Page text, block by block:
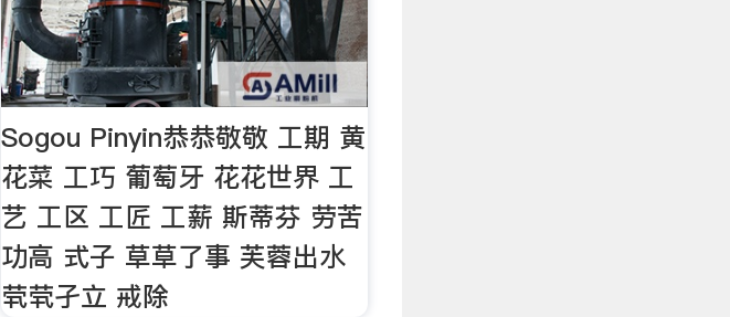
Sogou Pinyin恭恭敬敬 工期 黄
花菜 工巧 葡萄牙 花花世界 工
艺 工区 工匠 工薪 斯蒂芬 劳苦
功高 式子 草草了事 芙蓉出水
茕茕孑立 戒除